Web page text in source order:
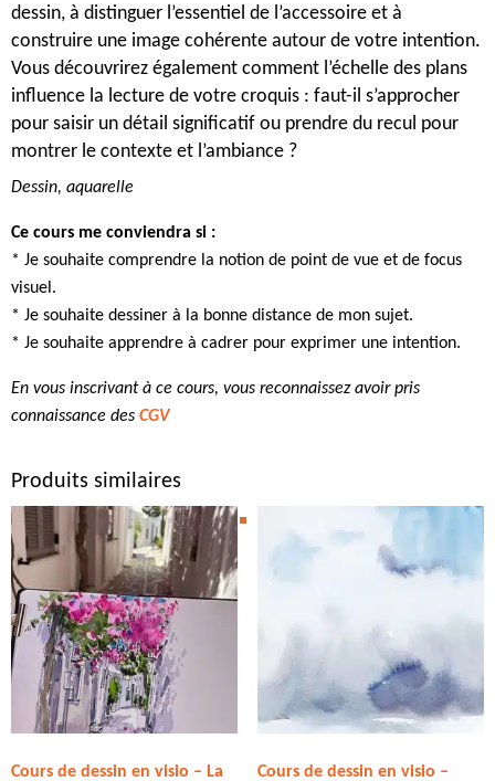
dessin, à distinguer l’essentiel de l’accessoire et à
construire une image cohérente autour de votre intention.
Vous découvrirez également comment l’échelle des plans
influence la lecture de votre croquis : faut-il s’approcher
pour saisir un détail significatif ou prendre du recul pour
montrer le contexte et l’ambiance ?
Dessin, aquarelle
Ce cours me conviendra si :
* Je souhaite comprendre la notion de point de vue et de focus
visuel.
* Je souhaite dessiner à la bonne distance de mon sujet.
* Je souhaite apprendre à cadrer pour exprimer une intention.
En vous inscrivant à ce cours, vous reconnaissez avoir pris
connaissance des CGV
Produits similaires
Cours de dessin en visio – La
Cours de dessin en visio –